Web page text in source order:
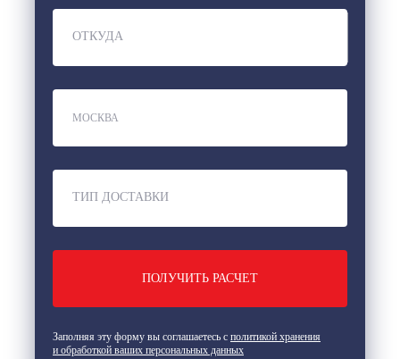
ОТКУДА
ТИП ДОСТАВКИ
Заполняя эту форму вы соглашаетесь с политикой хранения
и обработкой ваших персональных данных